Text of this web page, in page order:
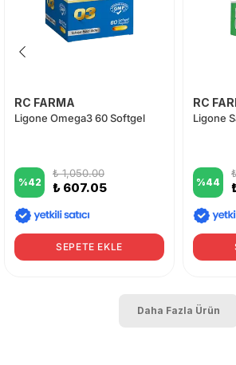
RC FARMA
Ligone Omega3 60 Softgel
%42
₺ 1,050.00
₺ 607.05
SEPETE EKLE
RC
%44
Daha Fazla Ürün